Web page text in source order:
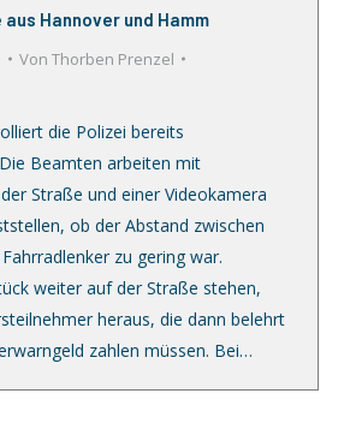
Hannover und Hamm
Von Thorben Prenzel
die Polizei bereits
Beamten arbeiten mit
Straße und einer Videokamera
ob der Abstand zwischen
zu gering war.
weiter auf der Straße stehen,
heraus, die dann belehrt
zahlen müssen. Bei…